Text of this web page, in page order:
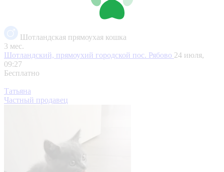
Шотландская прямоухая кошка
3 мес.
Шотландский, прямоухий городской пос. Рябово 24 июля,
09:27
Бесплатно
Татьяна
Частный продавец